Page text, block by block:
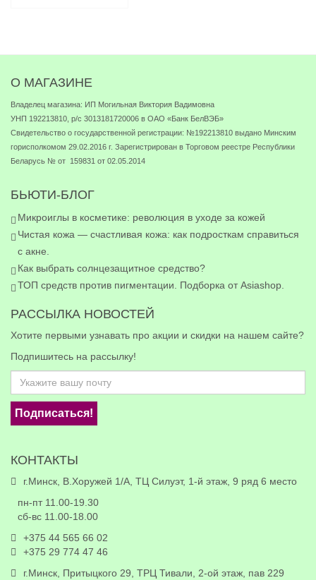
О МАГАЗИНЕ
Владелец магазина: ИП Могильная Виктория Вадимовна
УНП 192213810, р/с 3013181720006 в ОАО «Банк БелВЭБ»
Свидетельство о государственной регистрации: №192213810 выдано Минским
горисполкомом 29.02.2016 г. Зарегистрирован в Торговом реестре Республики
Беларусь № от 159831 от 02.05.2014
БЬЮТИ-БЛОГ
Микроиглы в косметике: революция в уходе за кожей
Чистая кожа — счастливая кожа: как подросткам справиться
с акне.
Как выбрать солнцезащитное средство?
ТОП средств против пигментации. Подборка от Asiashop.
РАССЫЛКА НОВОСТЕЙ
Хотите первыми узнавать про акции и скидки на нашем сайте?
Подпишитесь на рассылку!
Подписаться!
КОНТАКТЫ
г.Минск, В.Хоружей 1/А, ТЦ Силуэт, 1-й этаж, 9 ряд 6 место
пн-пт 11.00-19.30
сб-вс 11.00-18.00
+375 44 565 66 02
+375 29 774 47 46
г.Минск, Притыцкого 29, ТРЦ Тивали, 2-ой этаж, пав 229